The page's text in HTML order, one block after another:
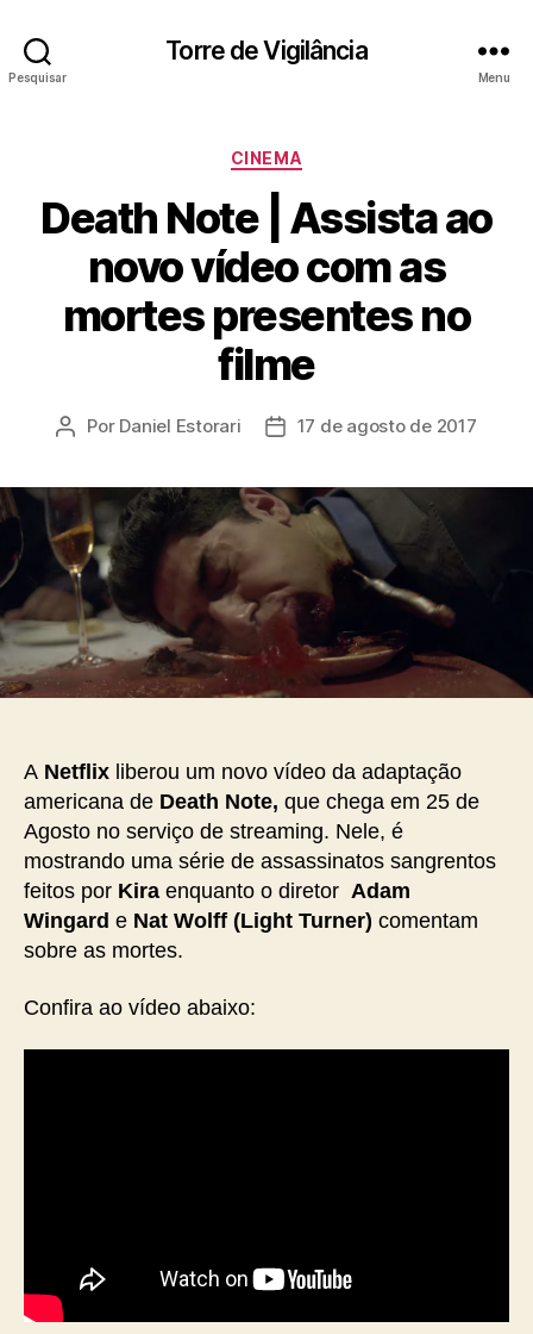
Pesquisar
Torre de Vigilância
Menu
Categorias
CINEMA
Death Note | Assista ao
novo vídeo com as
mortes presentes no
filme
Autor
Por Daniel Estorari
Data17 de agosto de 2017
A Netflix liberou um novo vídeo da adaptação
americana de Death Note, que chega em 25 de
Agosto no serviço de streaming. Nele, é
mostrando uma série de assassinatos sangrentos
feitos por Kira enquanto o diretor Adam
Wingard e Nat Wolff (Light Turner) comentam
sobre as mortes.
Confira ao vídeo abaixo: